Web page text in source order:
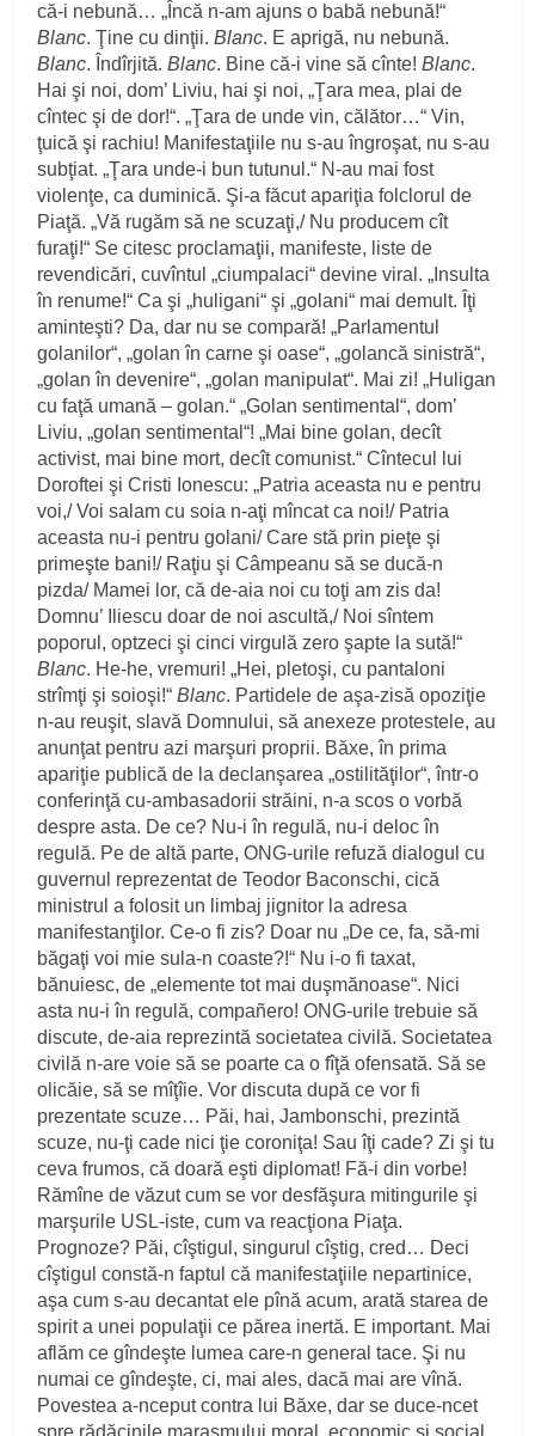
că‑i nebună… „Încă n‑am ajuns o babă nebună!“
Blanc. Ţine cu dinţii.Blanc. E aprigă, nu nebună.
Blanc. Îndîrjită.Blanc. Bine că‑i vine să cînte!Blanc.
Hai şi noi, dom’ Liviu, hai şi noi, „Ţara mea, plai de
cîntec şi de dor!“. „Ţara de unde vin, călător…“ Vin,
ţuică şi rachiu! Manifestaţiile nu s‑au îngroşat, nu s‑au
subţiat. „Ţara unde‑i bun tutunul.“ N‑au mai fost
violenţe, ca duminică. Şi‑a făcut apariţia folclorul de
Piaţă. „Vă rugăm să ne scuzaţi,/ Nu producem cît
furaţi!“ Se citesc proclamaţii, manifeste, liste de
revendicări, cuvîntul „ciumpalaci“ devine viral. „Insulta
în renume!“ Ca şi „huligani“ şi „golani“ mai demult. Îţi
aminteşti? Da, dar nu se compară! „Parlamentul
golanilor“, „golan în carne şi oase“, „golancă sinistră“,
„golan în devenire“, „golan manipulat“. Mai zi! „Huligan
cu faţă umană – golan.“ „Golan sentimental“, dom’
Liviu, „golan sentimental“! „Mai bine golan, decît
activist, mai bine mort, decît comunist.“ Cîntecul lui
Doroftei şi Cristi Ionescu: „Patria aceasta nu e pentru
voi,/ Voi salam cu soia n‑aţi mîncat ca noi!/ Patria
aceasta nu‑i pentru golani/ Care stă prin pieţe şi
primeşte bani!/ Raţiu şi Câmpeanu să se ducă‑n
pizda/ Mamei lor, că de‑aia noi cu toţi am zis da!
Domnu’ Iliescu doar de noi ascultă,/ Noi sîntem
poporul, optzeci şi cinci virgulă zero şapte la sută!“
Blanc. He‑he, vremuri! „Hei, pletoşi, cu pantaloni
strîmţi şi soioşi!“Blanc. Partidele de aşa‑zisă opoziţie
n‑au reuşit, slavă Domnului, să anexeze protestele, au
anunţat pentru azi marşuri proprii. Băxe, în prima
apariţie publică de la declanşarea „ostilităţilor“, într‑o
conferinţă cu‑ambasadorii străini, n‑a scos o vorbă
despre asta. De ce? Nu‑i în regulă, nu‑i deloc în
regulă. Pe de altă parte, ONG‑urile refuză dialogul cu
guvernul reprezentat de Teodor Baconschi, cică
ministrul a folosit un limbaj jignitor la adresa
manifestanţilor. Ce‑o fi zis? Doar nu „De ce, fa, să‑mi
băgaţi voi mie sula‑n coaste?!“ Nu i‑o fi taxat,
bănuiesc, de „elemente tot mai duşmănoase“. Nici
asta nu‑i în regulă, compañero! ONG‑urile trebuie să
discute, de‑aia reprezintă societatea civilă. Societatea
civilă n‑are voie să se poarte ca o fîţă ofensată. Să se
olicăie, să se mîţîie. Vor discuta după ce vor fi
prezentate scuze… Păi, hai, Jambonschi, prezintă
scuze, nu‑ţi cade nici ţie coroniţa! Sau îţi cade? Zi şi tu
ceva frumos, că doară eşti diplomat! Fă‑i din vorbe!
Rămîne de văzut cum se vor desfăşura mitingurile şi
marşurile USL‑iste, cum va reacţiona Piaţa.
Prognoze? Păi, cîştigul, singurul cîştig, cred… Deci
cîştigul constă‑n faptul că manifestaţiile nepartinice,
aşa cum s‑au decantat ele pînă acum, arată starea de
spirit a unei populaţii ce părea inertă. E important. Mai
aflăm ce gîndeşte lumea care‑n general tace. Şi nu
numai ce gîndeşte, ci, mai ales, dacă mai are vînă.
Povestea a‑nceput contra lui Băxe, dar se duce‑ncet